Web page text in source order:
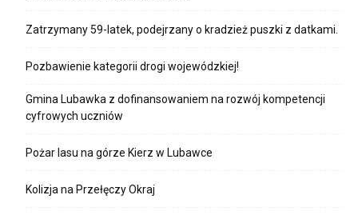
Zatrzymany 59-latek, podejrzany o kradzież puszki z datkami.
Pozbawienie kategorii drogi wojewódzkiej!
Gmina Lubawka z dofinansowaniem na rozwój kompetencji
cyfrowych uczniów
Pożar lasu na górze Kierz w Lubawce
Kolizja na Przełęczy Okraj